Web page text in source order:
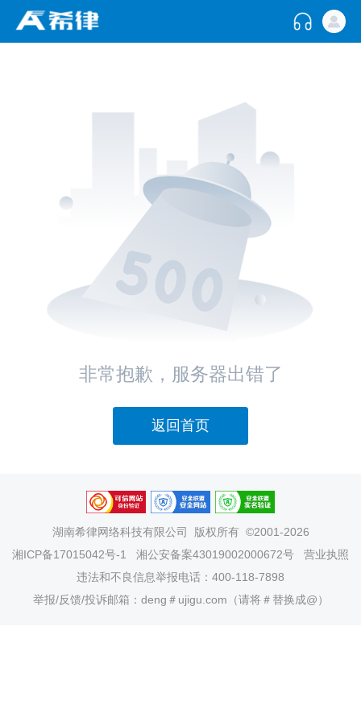
非常抱歉，服务器出错了
返回首页
湖南希律网络科技有限公司
版权所有 ©2001-2026
湘ICP备17015042号-1
湘公安备案43019002000672号
营业执照
违法和不良信息举报电话：400-118-7898
举报/反馈/投诉邮箱：deng＃ujigu.com（请将＃替换成@）